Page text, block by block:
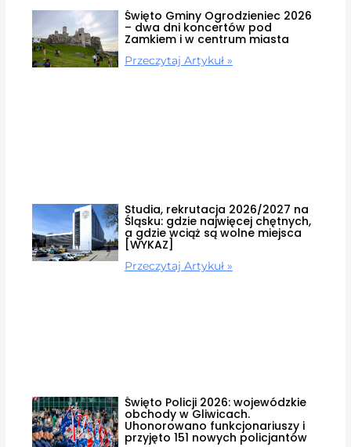
Święto Gminy Ogrodzieniec 2026
– dwa dni koncertów pod
Zamkiem i w centrum miasta
Przeczytaj Artykuł »
Studia, rekrutacja 2026/2027 na
Śląsku: gdzie najwięcej chętnych,
a gdzie wciąż są wolne miejsca
[WYKAZ]
Przeczytaj Artykuł »
Święto Policji 2026: wojewódzkie
obchody w Gliwicach.
Uhonorowano funkcjonariuszy i
przyjęto 151 nowych policjantów